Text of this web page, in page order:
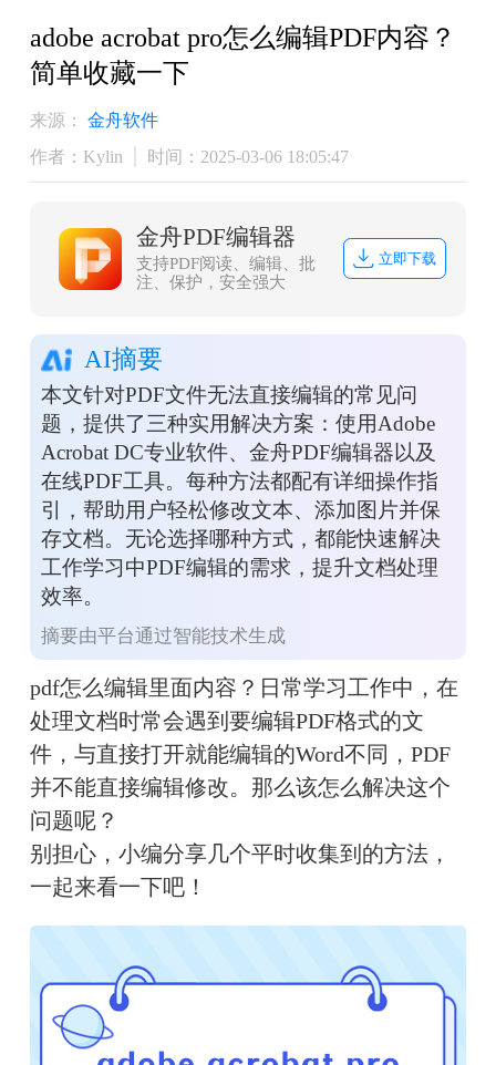
adobe acrobat pro怎么编辑PDF内容？
简单收藏一下
来源：
金舟软件
作者：Kylin
时间：2025-03-06 18:05:47
金舟PDF编辑器
支持PDF阅读、编辑、批
注、保护，安全强大
立即下载
AI摘要
本文针对PDF文件无法直接编辑的常见问
题，提供了三种实用解决方案：使用Adobe
Acrobat DC专业软件、金舟PDF编辑器以及
在线PDF工具。每种方法都配有详细操作指
引，帮助用户轻松修改文本、添加图片并保
存文档。无论选择哪种方式，都能快速解决
工作学习中PDF编辑的需求，提升文档处理
效率。
摘要由平台通过智能技术生成
pdf怎么编辑里面内容？日常学习工作中，在
处理文档时常会遇到要编辑PDF格式的文
件，与直接打开就能编辑的Word不同，PDF
并不能直接编辑修改。那么该怎么解决这个
问题呢？
别担心，小编分享几个平时收集到的方法，
一起来看一下吧！